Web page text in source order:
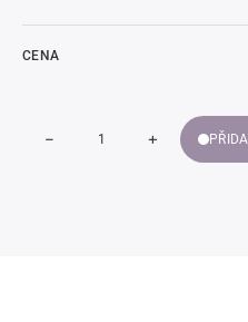
CENA
Snížit
-
Zvýšit
množství
+